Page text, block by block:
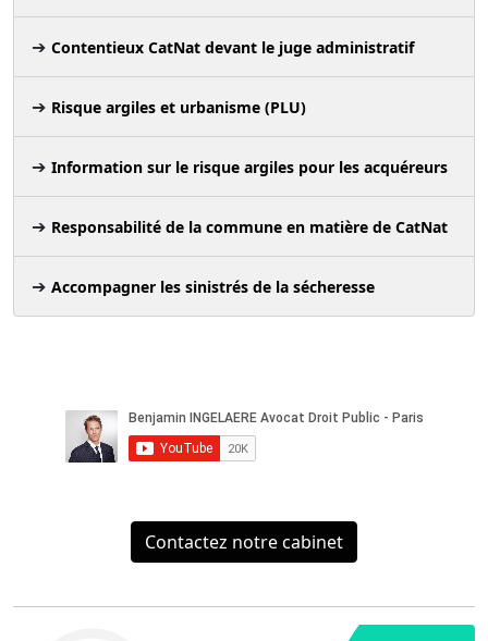
Contentieux CatNat devant le juge administratif
Risque argiles et urbanisme (PLU)
Information sur le risque argiles pour les acquéreurs
Responsabilité de la commune en matière de CatNat
Accompagner les sinistrés de la sécheresse
Contactez notre cabinet